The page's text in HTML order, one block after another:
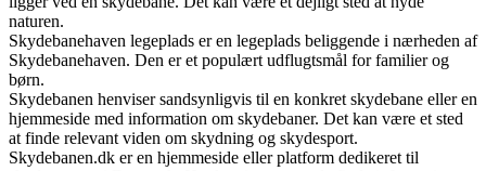
naturen.
Skydebanehaven legeplads er en legeplads beliggende i nærheden af
Skydebanehaven. Den er et populært udflugtsmål for familier og
børn.
Skydebanen henviser sandsynligvis til en konkret skydebane eller en
hjemmeside med information om skydebaner. Det kan være et sted
at finde relevant viden om skydning og skydesport.
Skydebanen.dk er en hjemmeside eller platform dedikeret til